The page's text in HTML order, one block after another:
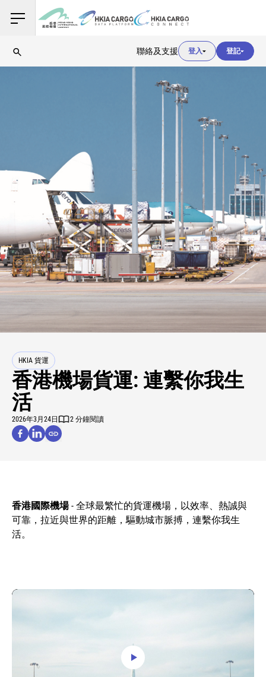
聯絡及支援 登入
用戶登入
登記
HKIA 貨運
香港機場貨運: 連繫你我生
活
2026年3月24日 2 分鐘閱讀
香港國際機場- 全球最繁忙的貨運機場，以效率、熱誠與
可靠，拉近與世界的距離，驅動城市脈搏，連繫你我生
活。